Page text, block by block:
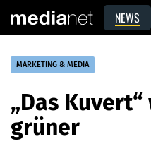
NEWS
MARKETING & MEDIA
„Das
grüner